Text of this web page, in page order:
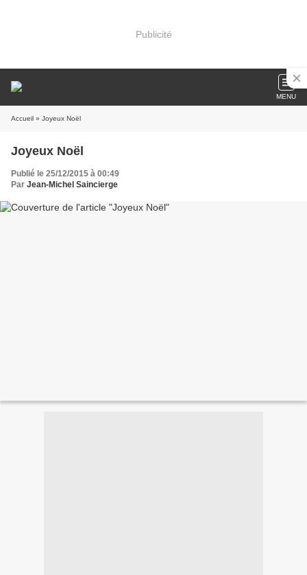
Publicité
MENU
Accueil » Joyeux Noël
Joyeux Noël
Publié le 25/12/2015 à 00:49
Par Jean-Michel Saincierge